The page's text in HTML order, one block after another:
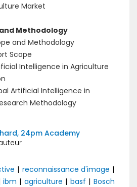
Market
Methodology
and Methodology
Intelligence in Agriculture
Intelligence in
Methodology
24pm Academy
| reconnaissance d'image |
ibm | agriculture | basf | Bosch